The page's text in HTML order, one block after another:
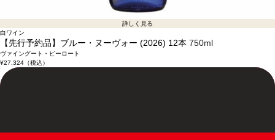
詳しく見る
白ワイン
【先行予約品】ブルー・ヌーヴォー (2026) 12本 750ml
ヴァイングート・ピーロート
¥27,324（税込）